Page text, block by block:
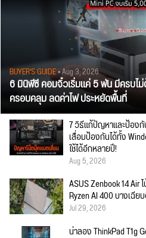
BUYER'S GUIDE• Aug 3, 2026
6 มินิพีซี คอมจิ๋วเริ่มแค่ 5 พัน มีครบไ
ครอบคลุม ลดค่าไฟ ประหยัดพื้นที่
7 วิธีแก้ปัญหาและป้อง
เสื่อมป้องกันได้ทั้ง
ใช้ได้อีกหลายปี!
Aug 5, 2026
ASUS Zenbook 14 Air
Ryzen AI 400 บางเฉีย
Jul 29, 2026
น่าลอง ThinkPad T1g